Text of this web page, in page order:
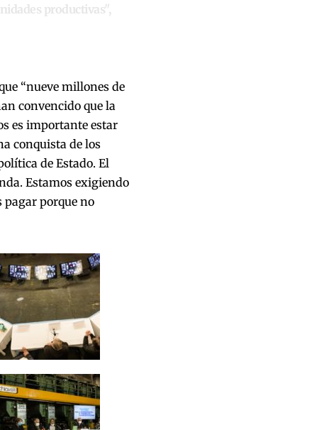
productivas",
“nueve millones de
convencido que la
es importante estar
conquista de los
de Estado. El
Estamos exigiendo
pagar porque no